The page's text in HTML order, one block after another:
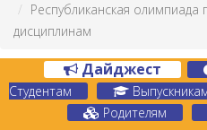
Республиканская
дисциплинам
Дайджест
Студентам
Родителям